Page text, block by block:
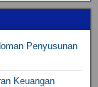
Penyusunan
Keuangan